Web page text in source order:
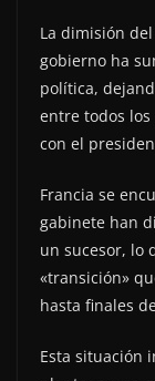
La dimisión
gobierno ha
política,
entre todos
con el
Francia se
gabinete han
un sucesor, lo
«transición»
hasta finales
Esta situación